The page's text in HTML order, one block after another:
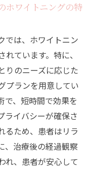
ホワイトニングの特
では、ホワイトニン
ています。特に、
りのニーズに応じた
プランを用意してい
で、短時間で効果を
ライバシーが確保さ
るため、患者はリラ
、治療後の経過観察
れ、患者が安心して